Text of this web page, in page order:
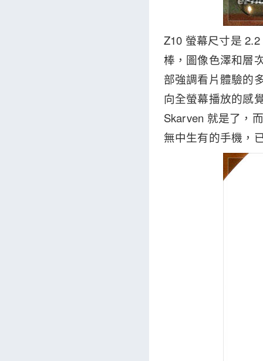
Z10 螢幕尺寸是
棒，圖像色澤和層
部強調看片體驗的
向全螢幕播放的感
Skarven 就是了，
無中生有的手機，